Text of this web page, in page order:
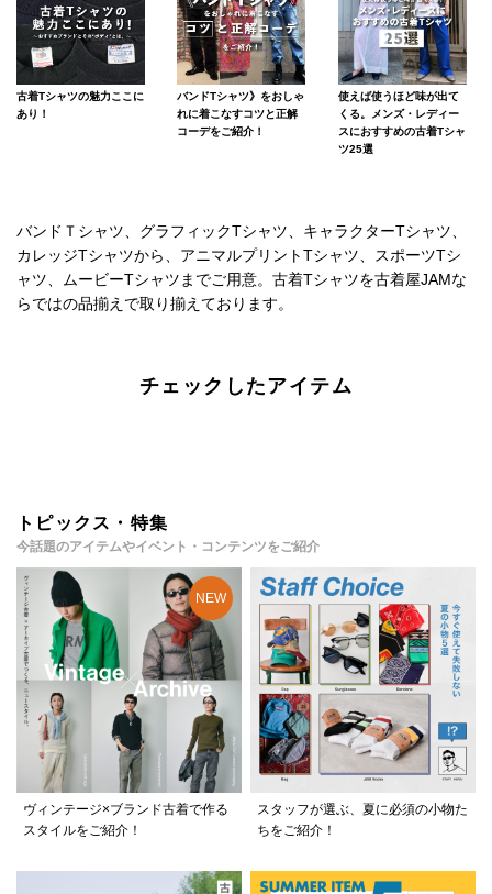
古着Tシャツの魅力ここに
あり！
バンドTシャツ》をおしゃ
れに着こなすコツと正解
コーデをご紹介！
使えば使うほど味が出て
くる。メンズ・レディー
スにおすすめの古着Tシャ
ツ25選
バンドＴシャツ、グラフィックTシャツ、キャラクターTシャツ、
カレッジTシャツから、アニマルプリントTシャツ、スポーツTシ
ャツ、ムービーTシャツまでご用意。古着Tシャツを古着屋JAMな
らではの品揃えで取り揃えております。
チェックしたアイテム
トピックス・特集
今話題のアイテムやイベント・コンテンツをご紹介
ヴィンテージ×ブランド古着で作る
スタイルをご紹介！
スタッフが選ぶ、夏に必須の小物た
ちをご紹介！